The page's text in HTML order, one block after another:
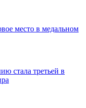
место в медальном
стала третьей в